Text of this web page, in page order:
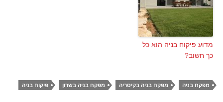
מדוע פיקוח בניה הוא כל
כך חשוב?
מפקח בניה מפקח בניה בקיסריה מפקח בניה בשרון פיקוח בניה